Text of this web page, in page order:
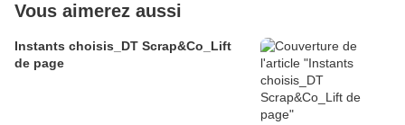
Vous aimerez aussi
Instants choisis_DT Scrap&Co_Lift
de page